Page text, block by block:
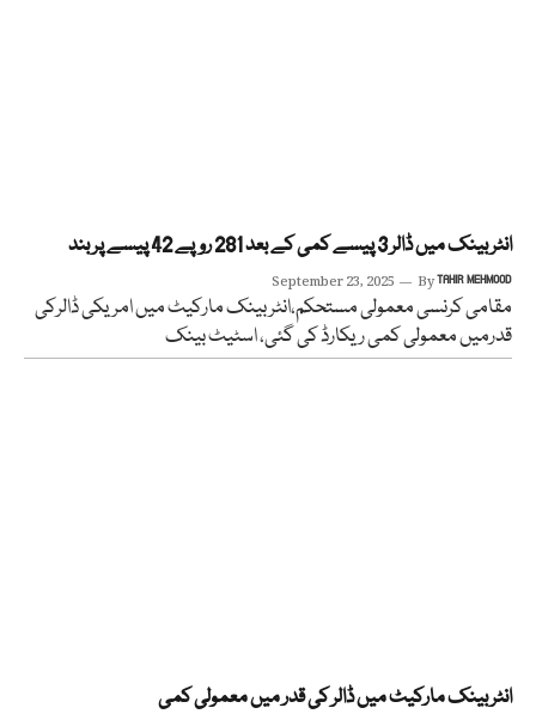
انٹربینک میں ڈالر 3 پیسے کمی کے بعد 281 روپے 42 پیسے پربند
September 23, 2025 ByTAHIR MEHMOOD
مقامی کرنسی معمولی مستحکم،انٹربینک مارکیٹ میں امریکی ڈالرکی
قدرمیں معمولی کمی ریکارڈ کی گئی، اسٹیٹ بینک
انٹربینک مارکیٹ میں ڈالر کی قدر میں معمولی کمی